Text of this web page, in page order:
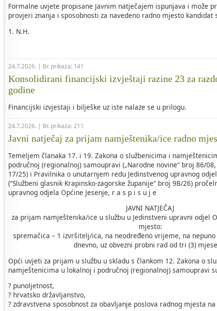
Formalne uvjete propisane Javnim natječajem ispunjava i može
provjeri znanja i sposobnosti za navedeno radno mjesto
1. N.H.
24.7.2026. | Br. prikaza: 141
Konsolidirani financijski izvještaji razine 23 za
godine
Financijski izvjestaji i bilješke uz iste nalaze se u prilogu.
24.7.2026. | Br. prikaza: 211
Javni natječaj za prijam namještenika/ice radno
Temeljem članaka 17. i 19. Zakona o službenicima i
područnoj (regionalnoj) samoupravi („Narodne novine“ broj 86/
17/25) i Pravilnika o unutarnjem redu Jedinstvenog upravnog
(“Službeni glasnik Krapinsko-zagorske županije” broj 9B/26)
upravnog odjela Općine Jesenje, r a s p i s u j e
JAVNI NATJEČAJ
za prijam namještenika/ice u službu u Jedinstveni upravni odjel
mjesto:
spremačica – 1 izvršitelj/ica, na neodređeno vrijeme, na
dnevno, uz obvezni probni rad od tri (3)
Opći uvjeti za prijam u službu u skladu s člankom 12. Zakona o
namještenicima u lokalnoj i područnoj (regionalnoj) samoupravi
? punoljetnost,
? hrvatsko državljanstvo,
? zdravstvena sposobnost za obavljanje poslova radnog mjesta